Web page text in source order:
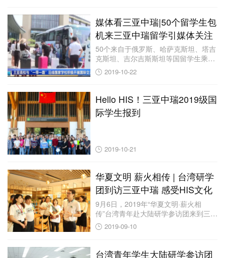
媒体看三亚中瑞|50个留学生包
机来三亚中瑞留学引媒体关注
50个来自于俄罗斯、哈萨克斯坦、塔吉
克斯坦、吉尔吉斯斯坦等国留学生乘坐
VSV46...
2019-10-22
Hello HIS！三亚中瑞2019级国
际学生报到
2019-10-21
华夏文明 薪火相传 | 台湾研学
团到访三亚中瑞 感受HIS文化
9月6日，2019年“华夏文明·薪火相
传”台湾青年赴大陆研学参访团来到三亚
中瑞酒...
2019-09-10
台湾青年学生大陆研学参访团